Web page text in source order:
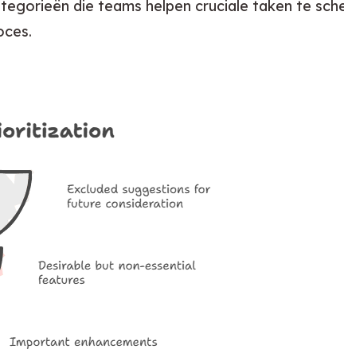
die teams helpen cruciale taken te